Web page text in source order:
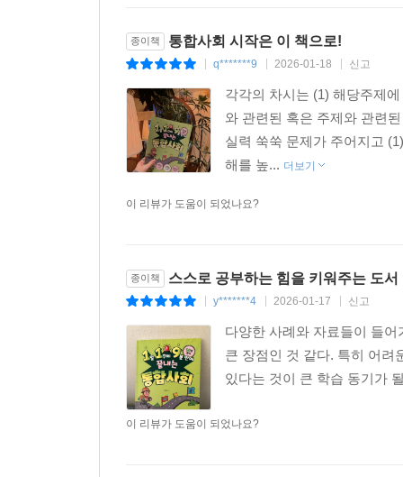
종이책 통합사회 시작은 이 책으로!
q*******9 2026-01-18 신고
각각의 차시는 (1) 해당주제
와 관련된 혹은 주제와 관련
실력 쑥쑥 문제가 주어지고
해를 높... 더보기
이 리뷰가 도움이 되었나요?
종이책 스스로 공부하는 힘을 키워주는 도서
y*******4 2026-01-17 신고
다양한 사례와 자료들이 들
큰 장점인 것 같다. 특히 어려
있다는 것이 큰 학습 동기가
이 리뷰가 도움이 되었나요?